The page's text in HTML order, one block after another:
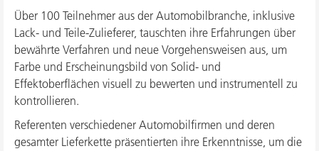
Über 100 Teilnehmer aus der Automobilbranche, inklusive
Lack- und Teile-Zulieferer, tauschten ihre Erfahrungen über
bewährte Verfahren und neue Vorgehensweisen aus, um
Farbe und Erscheinungsbild von Solid- und
Effektoberflächen visuell zu bewerten und instrumentell zu
kontrollieren.
Referenten verschiedener Automobilfirmen und deren
gesamter Lieferkette präsentierten ihre Erkenntnisse, um die